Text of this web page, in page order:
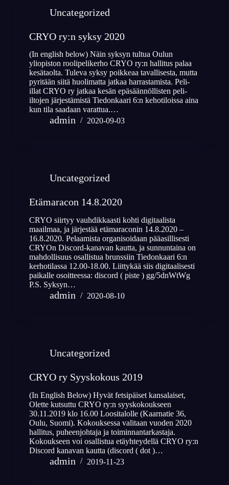
Uncategorized
CRYO ry:n syksy 2020
(In english below) Näin syksyn tultua Oulun
yliopiston roolipelikerho CRYO ry:n hallitus palaa
kesätaolta. Tuleva syksy poikkeaa tavallisesta, mutta
pyritään siitä huolimatta jatkaa harrastamista. Peli-
illat CRYO ry jatkaa kesän epäsäännöllisten peli-
iltojen järjestämistä Tiedonkaari 6:n kehotiloissa aina
kun tila saadaan varattua.…
admin 2020-09-03
Uncategorized
Etämaracon 14.8.2020
CRYO siirtyy vauhdikkaasti kohti digitaalista
maailmaa, ja järjestää etämaraconin 14.8.2020 –
16.8.2020. Pelaamista organisoidaan pääasillisesti
CRYOn Discord-kanavan kautta, ja sunnuntaina on
mahdollisuus osallistua brunssiin Tiedonkaari 6:n
kerhotilassa 12.00-18.00. Liittykää siis digitaalisesti
paikalle osoitteessa: discord ( piste ) gg/5dnWtWg
P.S. Syksyn…
admin 2020-08-10
Uncategorized
CRYO ry Syyskokous 2019
(In English Below) Hyvät fetsipäiset kansalaiset,
Olette kutsuttu CRYO ry:n syyskokoukseen
30.11.2019 klo 16.00 Loositalolle (Kaarnatie 36,
Oulu, Suomi). Kokouksessa valitaan vuoden 2020
hallitus, puheenjohtaja ja toiminnantarkastaja.
Kokoukseen voi osallistua etäyhteydellä CRYO ry:n
Discord kanavan kautta (discord ( dot )…
admin 2019-11-23